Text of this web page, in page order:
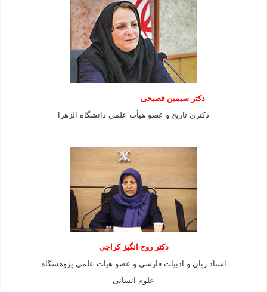
دکتر سیمین فصیحی
دکتری تاریخ و عضو هیأت علمی دانشگاه الزهرا
دکتر روح انگیز کراچی
استاد زبان و ادبیات فارسی و عضو هیات علمی پژوهشگاه
علوم انسانی